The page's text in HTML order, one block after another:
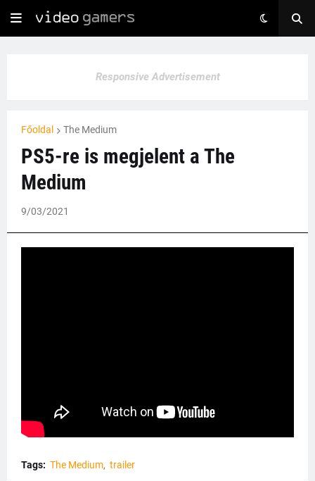
Responsive Advertisement
Főoldal The Medium
PS5-re is megjelent a The
Medium
9/03/2021
Tags: The Medium trailer